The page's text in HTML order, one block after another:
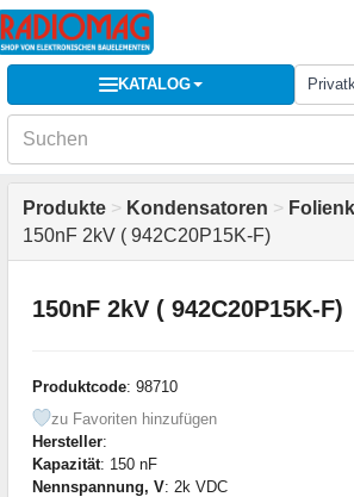
KATALOG
Produkte > Kondensatoren >
150nF 2kV ( 942C20P15K-F)
150nF 2kV ( 942C20P15K-F)
Produktcode: 98710
zu Favoriten hinzufügen
Hersteller:
Kapazität: 150 nF
Nennspannung, V: 2k VDC